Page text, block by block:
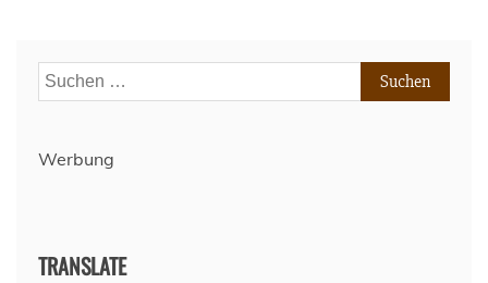
Suchen
nach:
Werbung
TRANSLATE